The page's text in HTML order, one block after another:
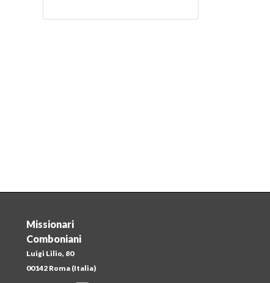
Missionari
Comboniani
Luigi Lilio, 80
00142 Roma (Italia)